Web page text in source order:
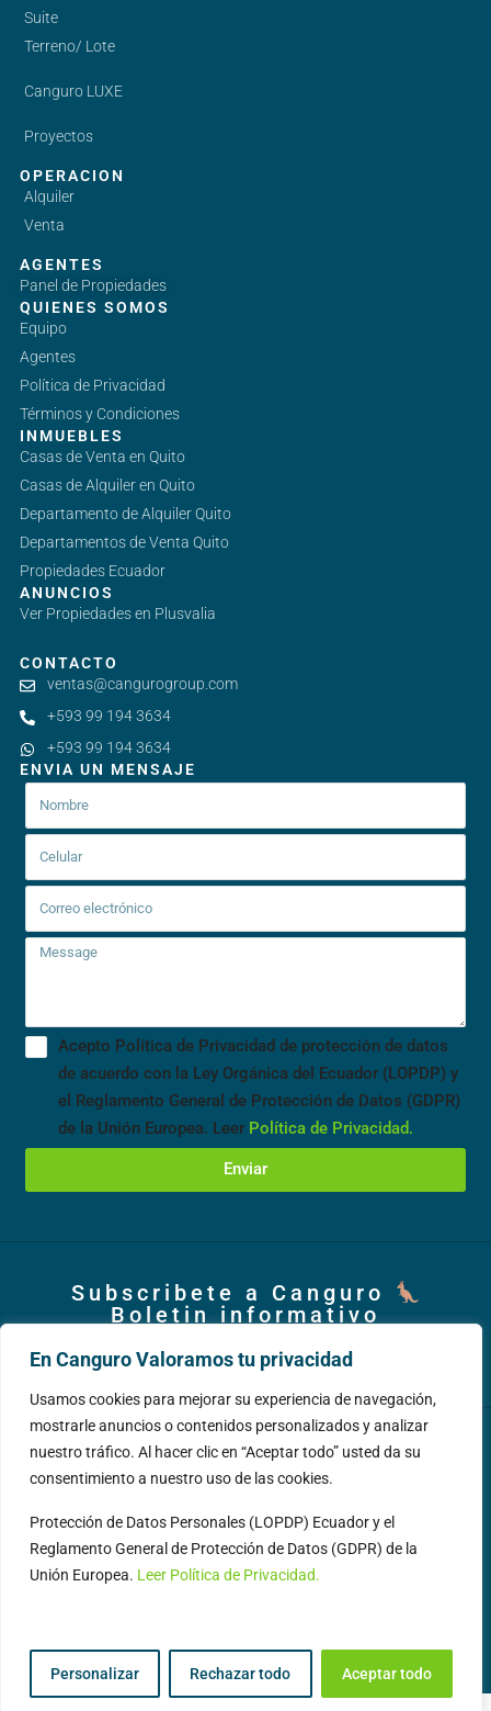
En Canguro Valoramos tu privacidad
Usamos cookies para mejorar su experiencia de navegación,
mostrarle anuncios o contenidos personalizados y analizar
nuestro tráfico. Al hacer clic en “Aceptar todo” usted da su
consentimiento a nuestro uso de las cookies.
Protección de Datos Personales (LOPDP) Ecuador y el
Reglamento General de Protección de Datos (GDPR) de la
Unión Europea. Leer Política de Privacidad.
Personalizar Rechazar todo Aceptar todo
Suite
Terreno/ Lote
Canguro LUXE
Proyectos
OPERACION
Alquiler
Venta
AGENTES
Panel de Propiedades
QUIENES SOMOS
Equipo
Agentes
Política de Privacidad
Términos y Condiciones
INMUEBLES
Casas de Venta en Quito
Casas de Alquiler en Quito
Departamento de Alquiler Quito
Departamentos de Venta Quito
Propiedades Ecuador
ANUNCIOS
Ver Propiedades en Plusvalia
CONTACTO
ventas@cangurogroup.com
+593 99 194 3634
+593 99 194 3634
ENVIA UN MENSAJE
Acepto Política de Privacidad de protección de datos
de acuerdo con la Ley Orgánica del Ecuador (LOPDP) y
el Reglamento General de Protección de Datos (GDPR)
de la Unión Europea. Leer Política de Privacidad.
Enviar
Subscribete a Canguro
Boletin informativo
Subscribirme